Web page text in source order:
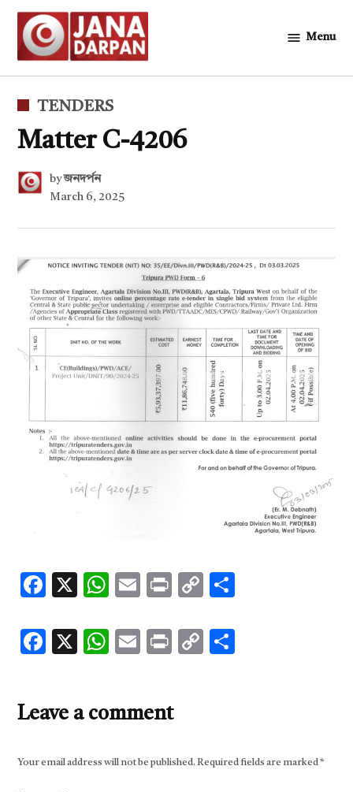
Skip
content
Menu
POSTED
IN
TENDERS
Matter C-4206
by জনদর্পন
March 6, 2025
Facebook
X WhatsApp
EmailPrintCopy
Facebook
X WhatsApp
EmailPrintCopy
Leave a comment
Your email address will not be published. Required fields are marked*